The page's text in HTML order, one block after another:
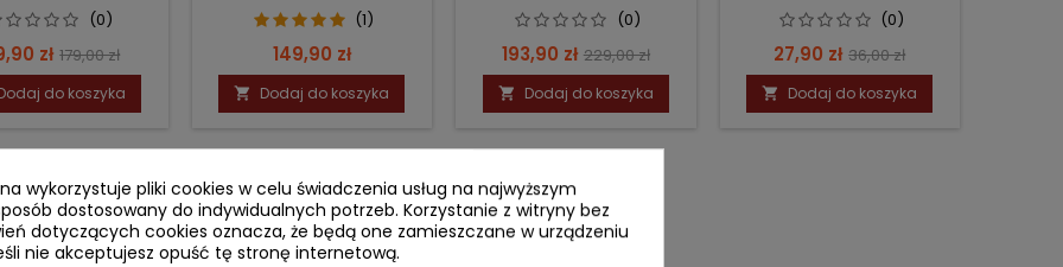
(0)
zł Cena
podstawowa
179,00 zł
do koszyka
(1)
Cena
149,90 zł
 Dodaj do koszyka
(0)
Cena
193,90 zł Cena
podstawowa
229,00 zł
 Dodaj do koszyka
(0)
Cena
27,90 zł Cena
podstawowa
36,00 zł
 Dodaj do koszyka
wykorzystuje pliki cookies w celu świadczenia usług na najwyższym
dostosowany do indywidualnych potrzeb. Korzystanie z witryny bez
dotyczących cookies oznacza, że będą one zamieszczane w urządzeniu
nie akceptujesz opuść tę stronę internetową.